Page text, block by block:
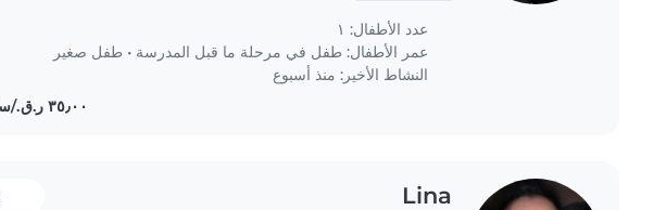
عدد الأطفال: ١
عمر الأطفال: طفل في مرحلة ما قبل المدرسة • طفل صغير
النشاط الأخير: منذ أسبوع
Lina